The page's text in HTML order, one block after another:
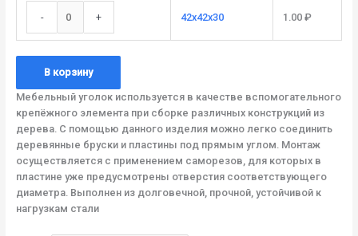
- + 42х42х30 1.00₽
В корзину
Мебельный уголок используется в качестве вспомогательного
крепёжного элемента при сборке различных конструкций из
дерева. С помощью данного изделия можно легко соединить
деревянные бруски и пластины под прямым углом. Монтаж
осуществляется с применением саморезов, для которых в
пластине уже предусмотрены отверстия соответствующего
диаметра. Выполнен из долговечной, прочной, устойчивой к
нагрузкам стали